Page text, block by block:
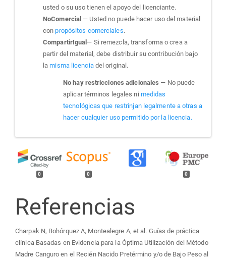
usted o su uso tienen el apoyo del licenciante.
NoComercial — Usted no puede hacer uso del material
conpropósitos comerciales.
CompartirIgual — Si remezcla, transforma o crea a
partir del material, debe distribuir su contribución bajo
lamisma licenciadel original.
No hay restricciones adicionales — No puede
aplicar términos legales ni medidas
tecnológicas que restrinjan legalmente a otras a
hacer cualquier uso permitido por la licencia.
0 0 0
Referencias
Charpak N, Bohórquez A, Montealegre A, et al. Guías de práctica
clínica Basadas en Evidencia para la Óptima Utilización del Método
Madre Canguro en el Recién Nacido Pretérmino y/o de Bajo Peso al